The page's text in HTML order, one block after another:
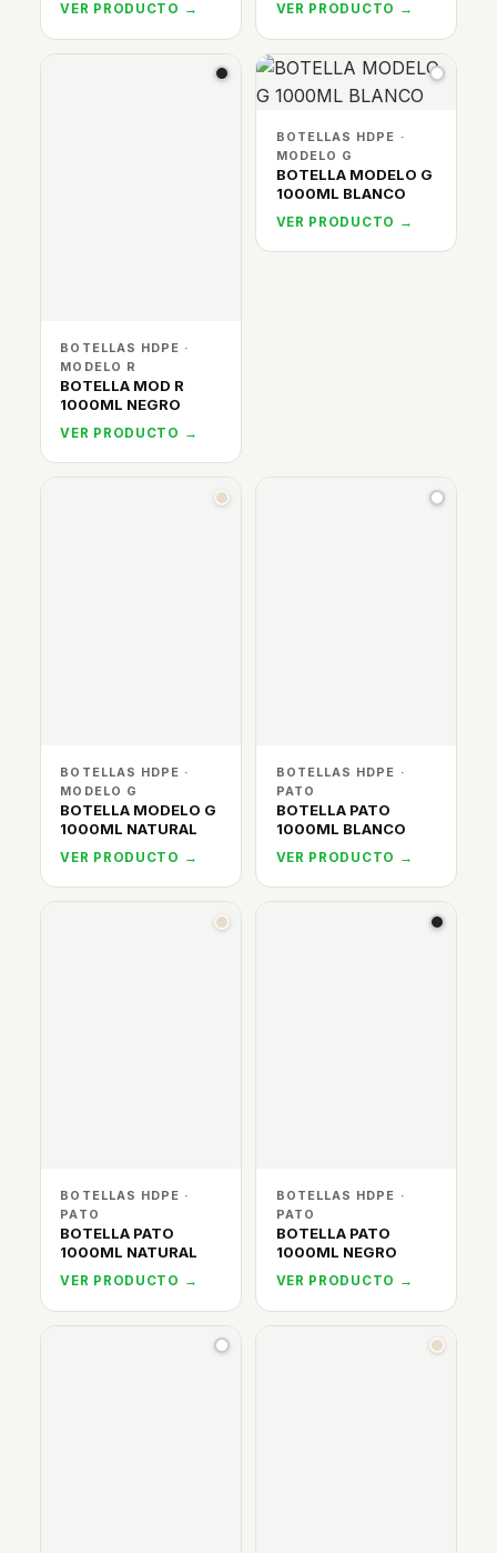
VER PRODUCTO → VER PRODUCTO →
BOTELLAS HDPE ·
MODELO R
BOTELLA MOD R
1000ML NEGRO
VER PRODUCTO →
BOTELLAS HDPE ·
MODELO G
BOTELLA MODELO G
1000ML BLANCO
VER PRODUCTO →
BOTELLAS HDPE ·
MODELO G
BOTELLA MODELO G
1000ML NATURAL
VER PRODUCTO →
BOTELLAS HDPE ·
PATO
BOTELLA PATO
1000ML BLANCO
VER PRODUCTO →
BOTELLAS HDPE ·
PATO
BOTELLA PATO
1000ML NATURAL
VER PRODUCTO →
BOTELLAS HDPE ·
PATO
BOTELLA PATO
1000ML NEGRO
VER PRODUCTO →